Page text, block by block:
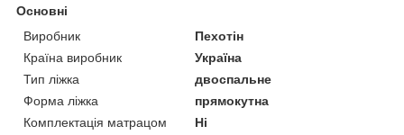
Основні
Виробник
Пехотін
Країна виробник
Україна
Тип ліжка
двоспальне
Форма ліжка
прямокутна
Комплектація матрацом
Ні